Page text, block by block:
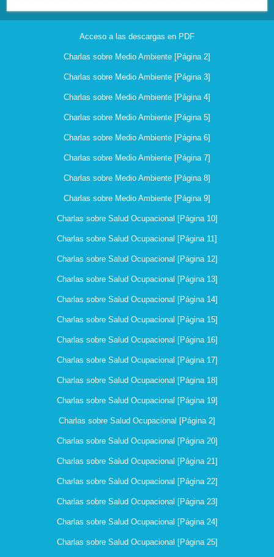
Acceso a las descargas en PDF
Charlas sobre Medio Ambiente [Página 2]
Charlas sobre Medio Ambiente [Página 3]
Charlas sobre Medio Ambiente [Página 4]
Charlas sobre Medio Ambiente [Página 5]
Charlas sobre Medio Ambiente [Página 6]
Charlas sobre Medio Ambiente [Página 7]
Charlas sobre Medio Ambiente [Página 8]
Charlas sobre Medio Ambiente [Página 9]
Charlas sobre Salud Ocupacional [Página 10]
Charlas sobre Salud Ocupacional [Página 11]
Charlas sobre Salud Ocupacional [Página 12]
Charlas sobre Salud Ocupacional [Página 13]
Charlas sobre Salud Ocupacional [Página 14]
Charlas sobre Salud Ocupacional [Página 15]
Charlas sobre Salud Ocupacional [Página 16]
Charlas sobre Salud Ocupacional [Página 17]
Charlas sobre Salud Ocupacional [Página 18]
Charlas sobre Salud Ocupacional [Página 19]
Charlas sobre Salud Ocupacional [Página 2]
Charlas sobre Salud Ocupacional [Página 20]
Charlas sobre Salud Ocupacional [Página 21]
Charlas sobre Salud Ocupacional [Página 22]
Charlas sobre Salud Ocupacional [Página 23]
Charlas sobre Salud Ocupacional [Página 24]
Charlas sobre Salud Ocupacional [Página 25]